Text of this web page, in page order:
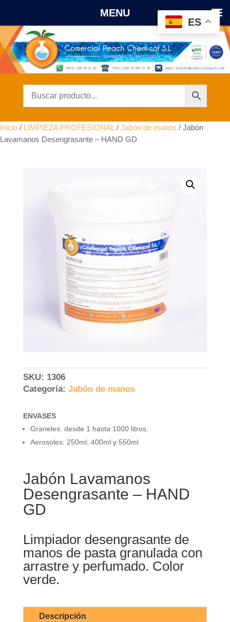
Inicio / LIMPIEZA PROFESIONAL / Jabón de manos / Jabón
Lavamanos Desengrasante – HAND GD
SKU: 1306
Categoría: Jabón de manos
ENVASES
Graneles: desde 1 hasta 1000 litros.
Aerosoles: 250ml, 400ml y 550ml
Jabón Lavamanos
Desengrasante – HAND
GD
Limpiador desengrasante de
manos de pasta granulada con
arrastre y perfumado. Color
verde.
Descripción
ES
MENU